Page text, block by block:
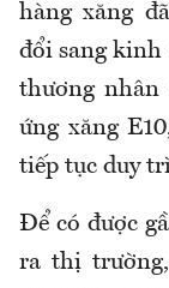
hàng xăng
đổi sang kinh
thương nhân
ứng xăng
tiếp tục duy
Để có được
ra thị